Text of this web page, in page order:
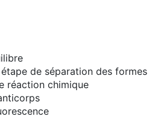
de séparation des
réaction chimique